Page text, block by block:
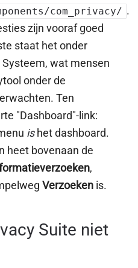
com_privacy/ .
zijn vooraf goed
staat het onder
Systeem, wat mensen
onder de
Ten
"Dashboard"-link:
ishet dashboard.
heet bovenaan de
,
Verzoeken is.
Suite niet